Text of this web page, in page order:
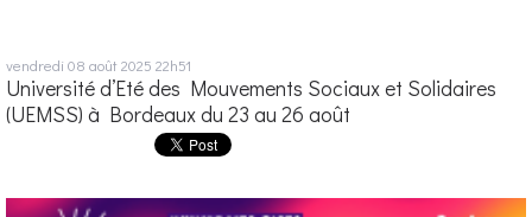
vendredi 08 août 2025 22h51
Université d’Eté des Mouvements Sociaux et Solidaires
(UEMSS) à Bordeaux du 23 au 26 août